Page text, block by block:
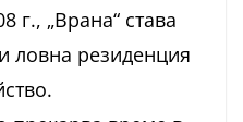
г., „Врана“ става
ловна резиденция